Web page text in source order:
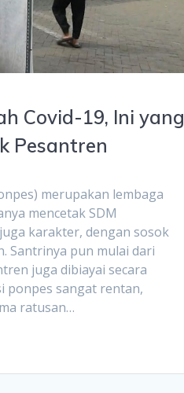
Covid-19, Ini yang
Pesantren
merupakan lembaga
mencetak SDM
karakter, dengan sosok
Santrinya pun mulai dari
juga dibiayai secara
ponpes sangat rentan,
ratusan…